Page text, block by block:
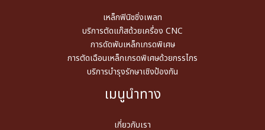
เหล็กฟินิชชิ่งเพลท
บริการตัดแก๊สด้วยเครื่อง CNC
การดัดพับเหล็กเกรดพิเศษ
การตัดเฉือนเหล็กเกรดพิเศษด้วยกรรไกร
บริการบำรุงรักษาเชิงป้องกัน
เมนูนำทาง
เกี่ยวกับเรา